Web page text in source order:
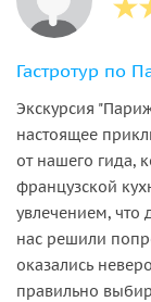
Экскурсия
настоящее
от нашего гида,
французской
увлечением, что
нас решили
оказались
правильно